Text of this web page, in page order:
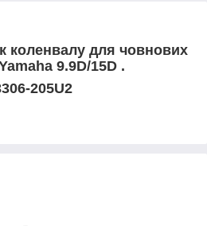
коленвалу для човнових
9.9D/15D .
205U2